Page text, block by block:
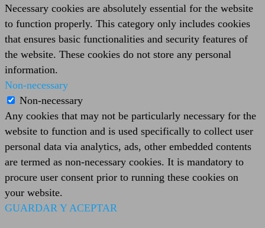
Necessary cookies are absolutely essential for the website
to function properly. This category only includes cookies
that ensures basic functionalities and security features of
the website. These cookies do not store any personal
information.
Non-necessary
Non-necessary
Any cookies that may not be particularly necessary for the
website to function and is used specifically to collect user
personal data via analytics, ads, other embedded contents
are termed as non-necessary cookies. It is mandatory to
procure user consent prior to running these cookies on
your website.
GUARDAR Y ACEPTAR